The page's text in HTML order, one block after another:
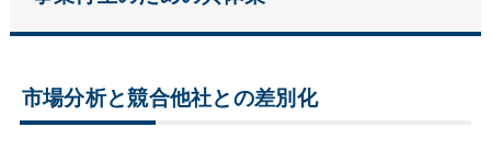
市場分析と競合他社との差別化